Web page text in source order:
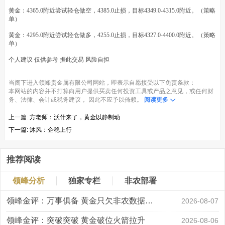
黄金：4365.0附近尝试轻仓做空，4385.0止损，目标4349.0-4315.0附近。（策略
单）
黄金：4295.0附近尝试轻仓做多，4255.0止损，目标4327.0-4400.0附近。（策略
单）
个人建议 仅供参考 据此交易 风险自担
当阁下进入领峰贵金属有限公司网站，即表示自愿接受以下免责条款：
本网站的内容并不打算向用户提供买卖任何投资工具或产品之意见，或任何财
务、法律、会计或税务建议， 因此不应予以倚赖。
阅读更多
上一篇: 方老师：沃什来了，黄金以静制动
下一篇: 沐风：企稳上行
推荐阅读
领峰分析 独家专栏 非农部署
领峰金评：万事俱备 黄金只欠非农数据“东风” 2026-08-07
领峰金评：突破突破 黄金破位火箭拉升 2026-08-06